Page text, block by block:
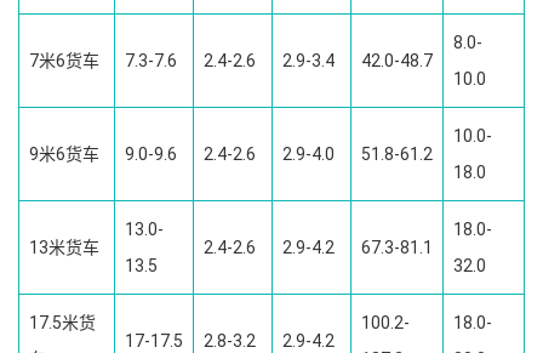
7米6货车 7.3-7.6 2.4-2.6 2.9-3.4 42.0-48.7
8.0-
10.0
9米6货车 9.0-9.6 2.4-2.6 2.9-4.0 51.8-61.2
10.0-
18.0
13米货车
13.0-
13.5
2.4-2.6 2.9-4.2 67.3-81.1
18.0-
32.0
17.5米货
17-17.5 2.8-3.2 2.9-4.2
100.2-
18.0-